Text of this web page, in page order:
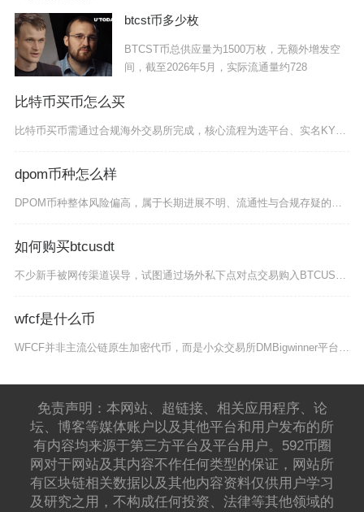
btcst币多少枚
BTCST币总供应量为1500万枚，无额外增发空
间，截至2026年5月，实际流通量约728
比特币买币怎么买
比特币买币需通过合规海外交易所完成，核心流程为选平台、实名KYC、法币入金兑换稳定币、币币
dpom币种怎么样
DPOM币种整体风险偏高，属于长期进展不明、流通性与合规存疑的小众以太坊生态代币，不建议普
如何购买btcusdt
不少新手被网传渠道误导，试图通过场外私下点对点交易购入BTCUSDT，这类私下交易完全游离
wfcf是什么币
WFCF并非主流公链原生加密代币，而是小众交易所DMBigwinner平台生态发行的平台型
免责声明：本网站、超链接、相关应用程序、论
坛、博客等媒体账户以及其他平台和用户发布的所
有内容均来源于第三方平台及平台用户。592币圈
网对于网站及其内容不作任何类型的保证，网站所
有区块链相关数据以及其他内容资料仅供用户学习
及研究之用，不构成任何投资、法律等其他领域的